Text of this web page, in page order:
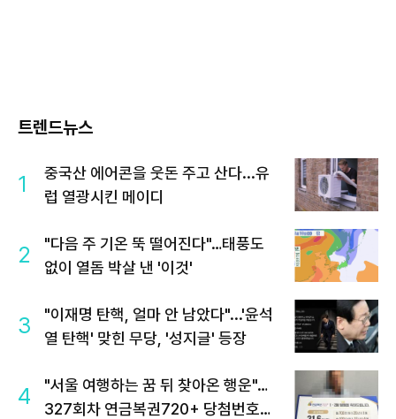
트렌드뉴스
1
중국산 에어콘을 웃돈 주고 산다...유
럽 열광시킨 메이디
2
"다음 주 기온 뚝 떨어진다"…태풍도
없이 열돔 박살 낸 '이것'
3
"이재명 탄핵, 얼마 안 남았다"...'윤석
열 탄핵' 맞힌 무당, '성지글' 등장
4
"서울 여행하는 꿈 뒤 찾아온 행운"…
327회차 연금복권720+ 당첨번호조